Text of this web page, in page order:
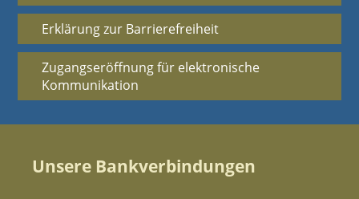
Erklärung zur Barrierefreiheit
Zugangseröffnung für elektronische
Kommunikation
Unsere Bankverbindungen